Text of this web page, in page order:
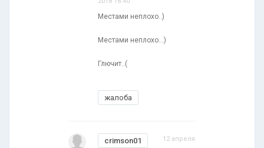
Местами неплохо..)
Местами неплохо...)
Глючит..(
жалоба
crimson01 12 апреля